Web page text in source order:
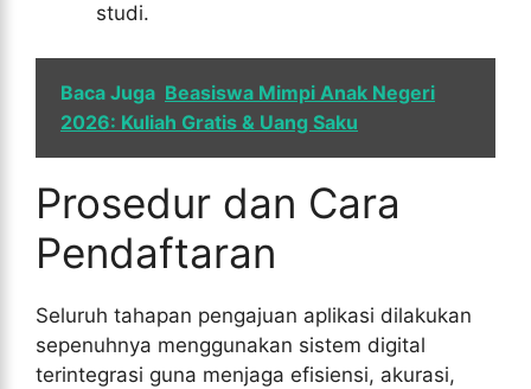
studi.
Baca Juga Beasiswa Mimpi Anak Negeri
2026: Kuliah Gratis & Uang Saku
Prosedur dan Cara
Pendaftaran
Seluruh tahapan pengajuan aplikasi dilakukan
sepenuhnya menggunakan sistem digital
terintegrasi guna menjaga efisiensi, akurasi,